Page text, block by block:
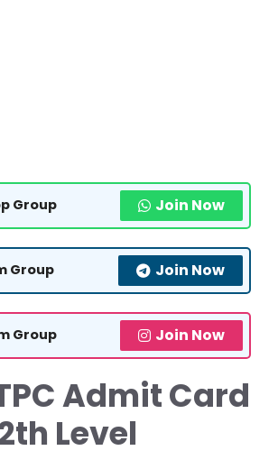
Group Join Now
Group Join Now
Group Join Now
Admit Card
Level